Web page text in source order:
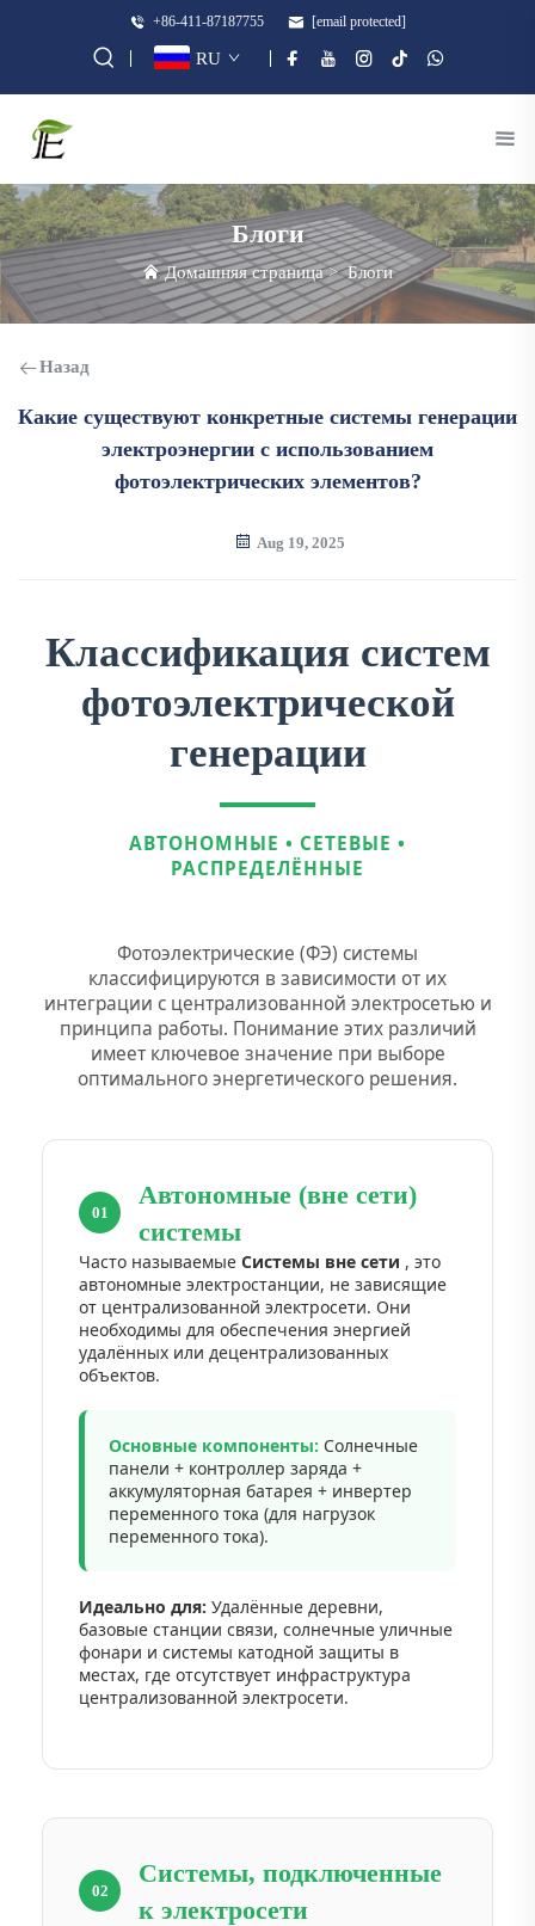
+86-411-87187755 [email protected]
RU
Блоги
Домашняя страница>Блоги
Назад
Какие существуют конкретные системы генерации
электроэнергии с использованием
фотоэлектрических элементов?
Aug 19, 2025
Классификация систем
фотоэлектрической
генерации
АВТОНОМНЫЕ • СЕТЕВЫЕ •
РАСПРЕДЕЛЁННЫЕ
Фотоэлектрические (ФЭ) системы
классифицируются в зависимости от их
интеграции с централизованной электросетью и
принципа работы. Понимание этих различий
имеет ключевое значение при выборе
оптимального энергетического решения.
01
Автономные (вне сети)
системы
Часто называемые Системы вне сети , это
автономные электростанции, не зависящие
от централизованной электросети. Они
необходимы для обеспечения энергией
удалённых или децентрализованных
объектов.
Основные компоненты: Солнечные
панели + контроллер заряда +
аккумуляторная батарея + инвертер
переменного тока (для нагрузок
переменного тока).
Идеально для: Удалённые деревни,
базовые станции связи, солнечные уличные
фонари и системы катодной защиты в
местах, где отсутствует инфраструктура
централизованной электросети.
02
Системы, подключенные
к электросети